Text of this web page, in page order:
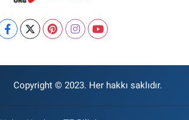
Copyright © 2023. Her hakkı saklıdır.